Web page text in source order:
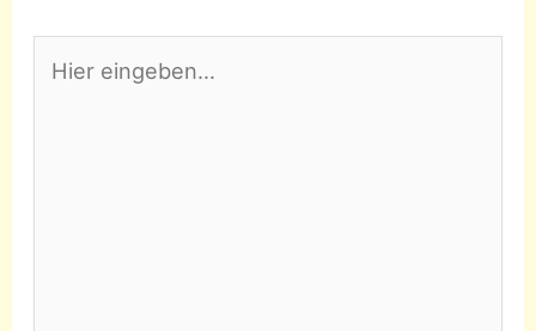
eingeben…